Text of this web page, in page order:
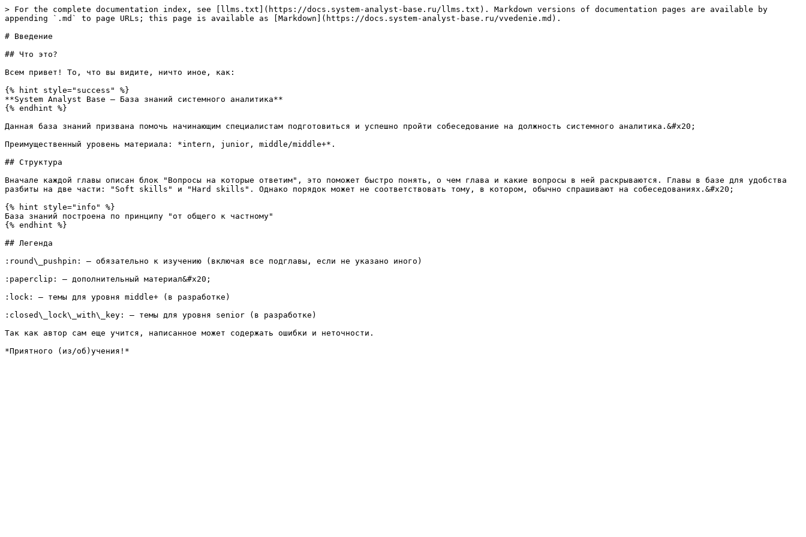
> For the complete documentation index, see [llms.txt](https://docs.system-analyst-base.ru/llms.txt). Markdown versions of documentation pages are available by
appending `.md` to page URLs; this page is available as [Markdown](https://docs.system-analyst-base.ru/vvedenie.md).
# Введение
## Что это?
Всем привет! То, что вы видите, ничто иное, как:
{% hint style="success" %}
**System Analyst Base — База знаний системного аналитика**
{% endhint %}
Данная база знаний призвана помочь начинающим специалистам подготовиться и успешно пройти собеседование на должность системного аналитика.&#x20;
Преимущественный уровень материала: *intern, junior, middle/middle+*.
## Структура
Вначале каждой главы описан блок "Вопросы на которые ответим", это поможет быстро понять, о чем глава и какие вопросы в ней раскрываются. Главы в базе для удобства
разбиты на две части: "Soft skills" и "Hard skills". Однако порядок может не соответствовать тому, в котором, обычно спрашивают на собеседованиях.&#x20;
{% hint style="info" %}
База знаний построена по принципу "от общего к частному"
{% endhint %}
## Легенда
:round\_pushpin: — обязательно к изучению (включая все подглавы, если не указано иного)
:paperclip: — дополнительный материал&#x20;
:lock: — темы для уровня middle+ (в разработке)
:closed\_lock\_with\_key: — темы для уровня senior (в разработке)
Так как автор сам еще учится, написанное может содержать ошибки и неточности.